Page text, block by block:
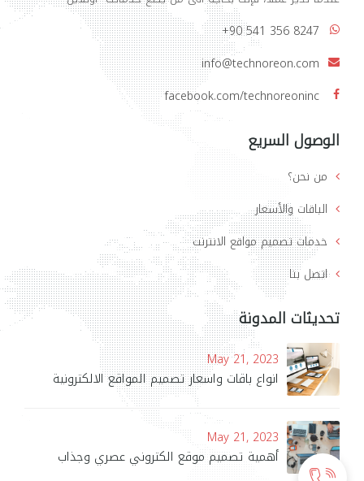
+90 541 356 8247
info@technoreon.com
facebook.com/technoreoninc
الوصول السريع
من نحن؟
الباقات والأسعار
خدمات تصميم مواقع الانترنت
اتصل بنا
تحديثات المدونة
May 21, 2023
انواع باقات واسعار تصميم المواقع الالكترونية
May 21, 2023
أهمية تصميم موقع الكتروني عصري وجذاب